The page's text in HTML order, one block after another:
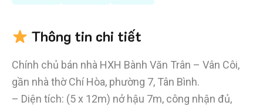
Thông tin chi tiết
Chính chủ bán nhà HXH Bành Văn Trân – Vân Côi,
gần nhà thờ Chí Hòa, phường 7, Tân Bình.
– Diện tích: (5 x 12m) nở hậu 7m, công nhận đủ,